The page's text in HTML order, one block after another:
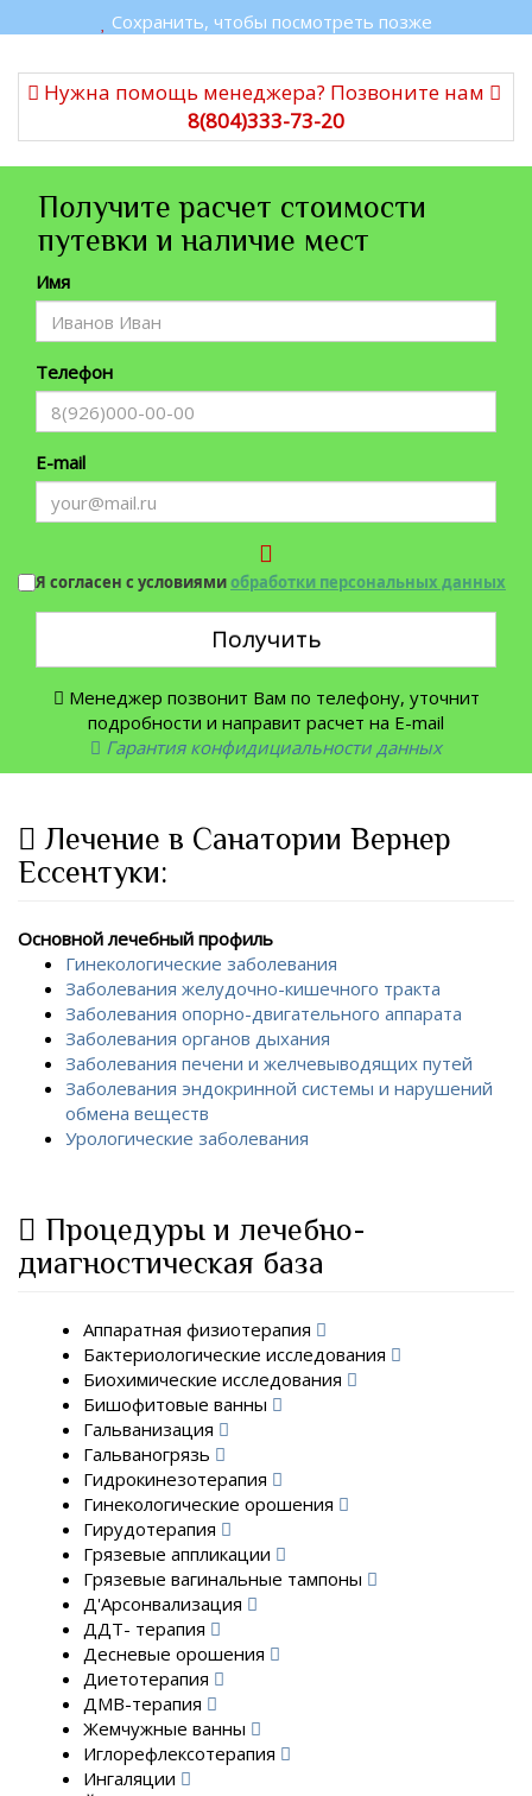
Сохранить, чтобы посмотреть позже
Нужна помощь менеджера? Позвоните нам
8(804)333-73-20
Получите расчет стоимости
путевки и наличие мест
Имя
Телефон
E-mail
Я согласен с условиямиобработки персональных данных
Получить
Менеджер позвонит Вам по телефону, уточнит
подробности и направит расчет на E-mail
Гарантия конфидициальности данных
Лечение в Санатории Вернер
Ессентуки:
Основной лечебный профиль
Гинекологические заболевания
Заболевания желудочно-кишечного тракта
Заболевания опорно-двигательного аппарата
Заболевания органов дыхания
Заболевания печени и желчевыводящих путей
Заболевания эндокринной системы и нарушений
обмена веществ
Урологические заболевания
Процедуры и лечебно-
диагностическая база
Аппаратная физиотерапия
Бактериологические исследования
Биохимические исследования
Бишофитовые ванны
Гальванизация
Гальваногрязь
Гидрокинезотерапия
Гинекологические орошения
Гирудотерапия
Грязевые аппликации
Грязевые вагинальные тампоны
Д'Арсонвализация
ДДТ- терапия
Десневые орошения
Диетотерапия
ДМВ-терапия
Жемчужные ванны
Иглорефлексотерапия
Ингаляции